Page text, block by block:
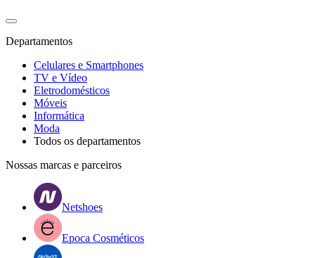
Departamentos
Celulares e Smartphones
TV e Vídeo
Eletrodomésticos
Móveis
Informática
Moda
Todos os departamentos
Nossas marcas e parceiros
Netshoes
Epoca Cosméticos